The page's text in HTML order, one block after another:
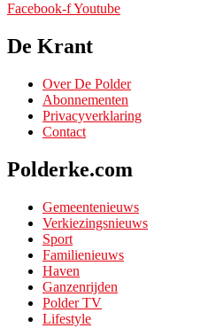
Facebook-fYoutube
De Krant
Over De Polder
Abonnementen
Privacyverklaring
Contact
Polderke.com
Gemeentenieuws
Verkiezingsnieuws
Sport
Familienieuws
Haven
Ganzenrijden
Polder TV
Lifestyle